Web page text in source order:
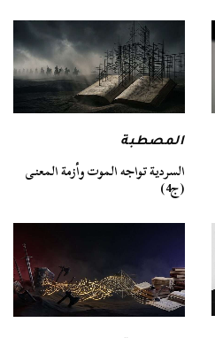
المصطبة
السردية تواجه الموت وأزمة المعنى
(ج4)